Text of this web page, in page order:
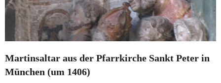
Martinsaltar aus der Pfarrkirche Sankt Peter in
München (um 1406)